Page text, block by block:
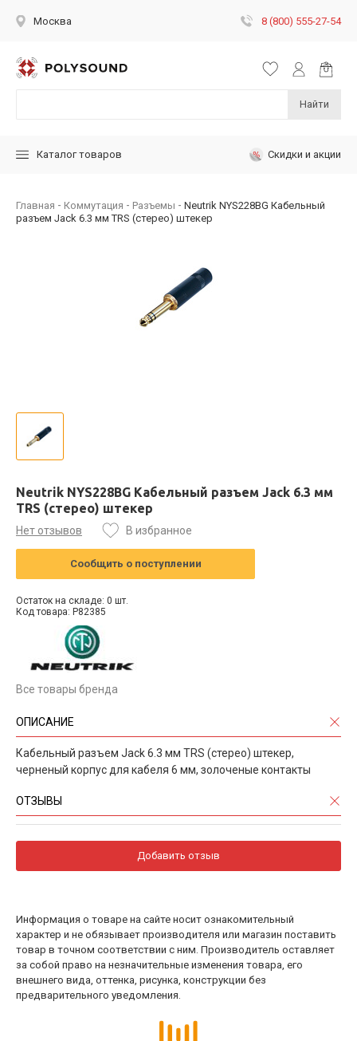
Москва 8 (800) 555-27-54
Найти
Каталог товаров Скидки и акции
Главная Коммутация Разъемы
Neutrik NYS228BG Кабельный
разъем Jack 6.3 мм TRS (стерео) штекер
Neutrik NYS228BG Кабельный разъем Jack 6.3 мм
TRS (стерео) штекер
Нет отзывов В избранное
Сообщить о поступлении
Остаток на складе: 0 шт.
Код товара: P82385
Все товары бренда
ОПИСАНИЕ
Кабельный разъем Jack 6.3 мм TRS (стерео) штекер,
черненый корпус для кабеля 6 мм, золоченые контакты
ОТЗЫВЫ
Добавить отзыв
Информация о товаре на сайте носит ознакомительный
характер и не обязывает производителя или магазин поставить
товар в точном соответствии с ним. Производитель оставляет
за собой право на незначительные изменения товара, его
внешнего вида, оттенка, рисунка, конструкции без
предварительного уведомления.